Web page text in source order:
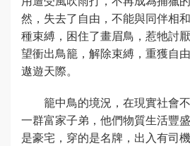
然，失去了自由，不能與同伴相
種束縛，困住了畫眉鳥，惹牠討
望衝出鳥籠，解除束縛，重獲自
遨遊天際。
籠中鳥的境況，在現實社會
一群富家子弟，他們物質生活豐
是豪宅，穿的是名牌，出入有司